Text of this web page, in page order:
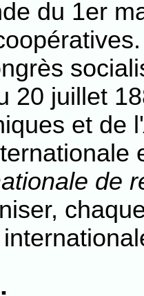
du 1er
20 juillet
et de l'
de